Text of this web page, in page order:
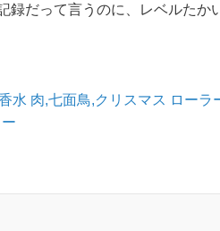
だって言うのに、レベルたか
水 肉,七面鳥,クリスマス ローラ